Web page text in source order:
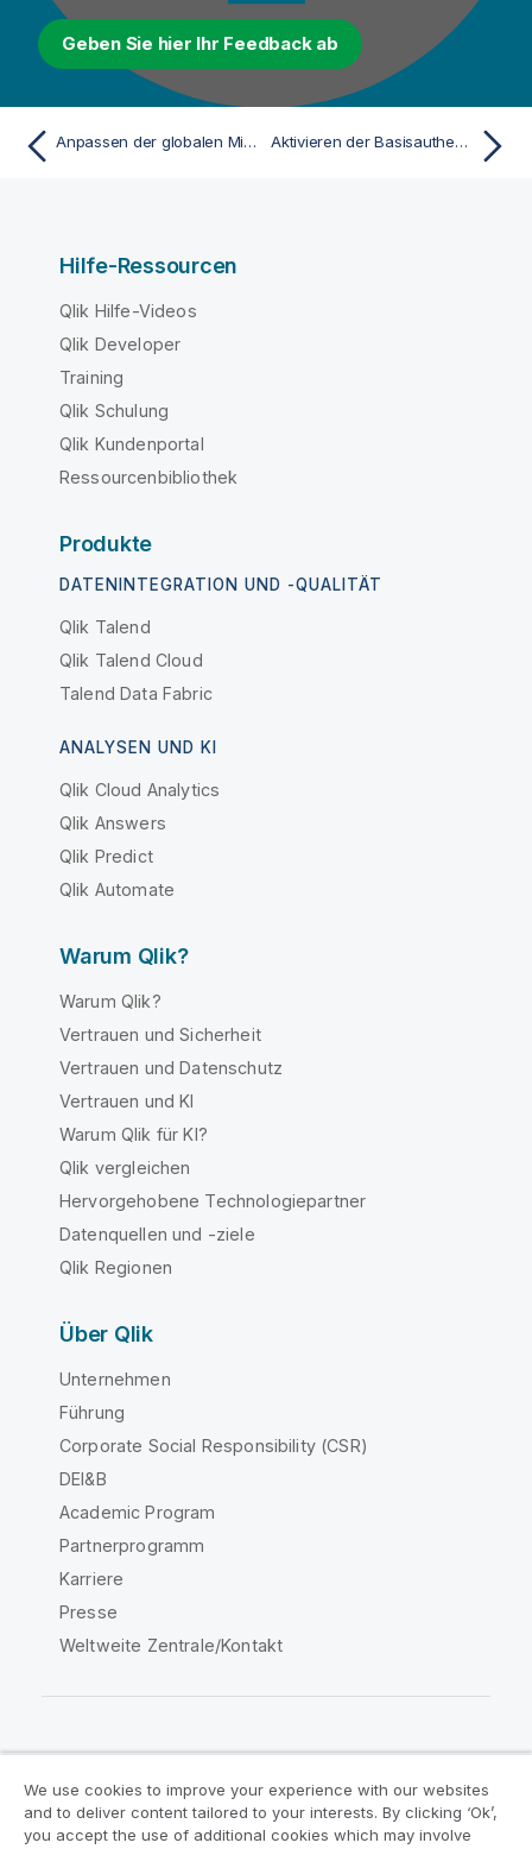
Geben Sie hier Ihr Feedback ab
Anpassen der globalen Microservice-Konfiguration Aktivieren der Basisauthentifizierung
Hilfe-Ressourcen
Qlik Hilfe-Videos
Qlik Developer
Training
Qlik Schulung
Qlik Kundenportal
Ressourcenbibliothek
Produkte
DATENINTEGRATION UND -QUALITÄT
Qlik Talend
Qlik Talend Cloud
Talend Data Fabric
ANALYSEN UND KI
Qlik Cloud Analytics
Qlik Answers
Qlik Predict
Qlik Automate
Warum Qlik?
Warum Qlik?
Vertrauen und Sicherheit
Vertrauen und Datenschutz
Vertrauen und KI
Warum Qlik für KI?
Qlik vergleichen
Hervorgehobene Technologiepartner
Datenquellen und -ziele
Qlik Regionen
Über Qlik
Unternehmen
Führung
Corporate Social Responsibility (CSR)
DEI&B
Academic Program
Partnerprogramm
Karriere
Presse
Weltweite Zentrale/Kontakt
Rechtliche Vereinbarungen
We use cookies to improve your experience with our websites
and to deliver content tailored to your interests. By clicking ‘Ok’,
you accept the use of additional cookies which may involve